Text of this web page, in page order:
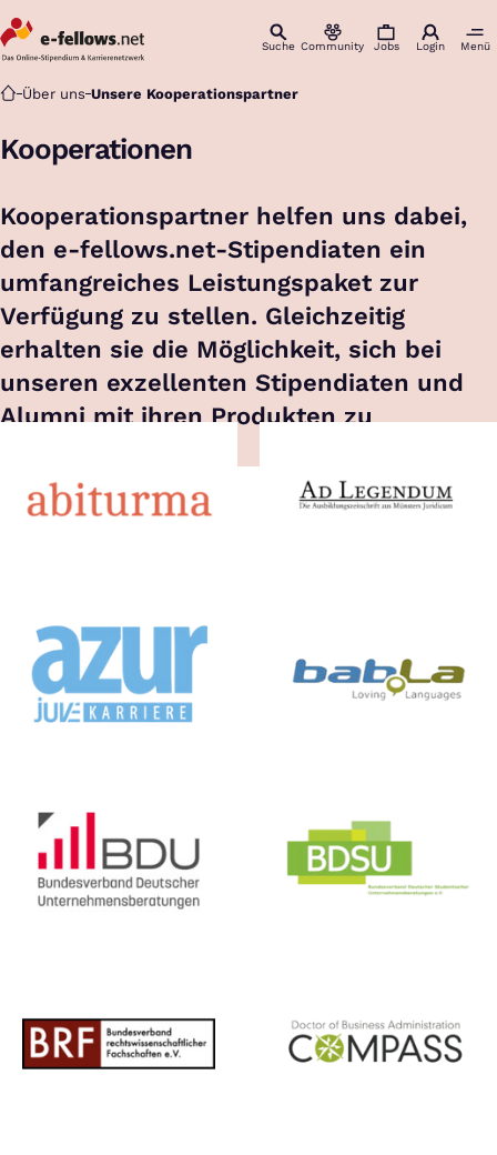
Suche Community Jobs Login Menü
Startseite
Über uns Unsere Kooperationspartner
Kooperationen
Kooperationspartner helfen uns dabei,
den e-fellows.net-Stipendiaten ein
umfangreiches Leistungspaket zur
Verfügung zu stellen. Gleichzeitig
erhalten sie die Möglichkeit, sich bei
unseren exzellenten Stipendiaten und
Alumni mit ihren Produkten zu